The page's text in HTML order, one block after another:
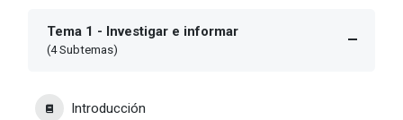
Tema 1 - Investigar e informar
(4 Subtemas)
Introducción